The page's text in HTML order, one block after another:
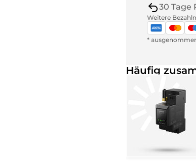
30 Tage
Weitere
*
Häufig